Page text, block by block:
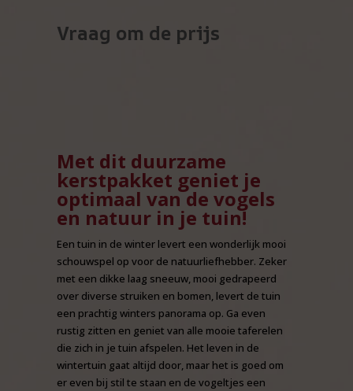
Vraag om de prijs
Met dit duurzame
kerstpakket geniet je
optimaal van de vogels
en natuur in je tuin!
Een tuin in de winter levert een wonderlijk mooi
schouwspel op voor de natuurliefhebber. Zeker
met een dikke laag sneeuw, mooi gedrapeerd
over diverse struiken en bomen, levert de tuin
een prachtig winters panorama op. Ga even
rustig zitten en geniet van alle mooie taferelen
die zich in je tuin afspelen. Het leven in de
wintertuin gaat altijd door, maar het is goed om
er even bij stil te staan en de vogeltjes een